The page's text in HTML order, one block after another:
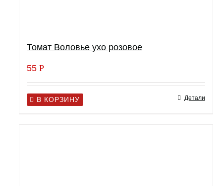
Томат Воловье ухо розовое
55 Р
В КОРЗИНУ Детали